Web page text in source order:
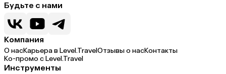
Будьте с нами
Компания
О насКарьера в Level.TravelОтзывы о насКонтакты
Ко-промо с Level.Travel
Инструменты